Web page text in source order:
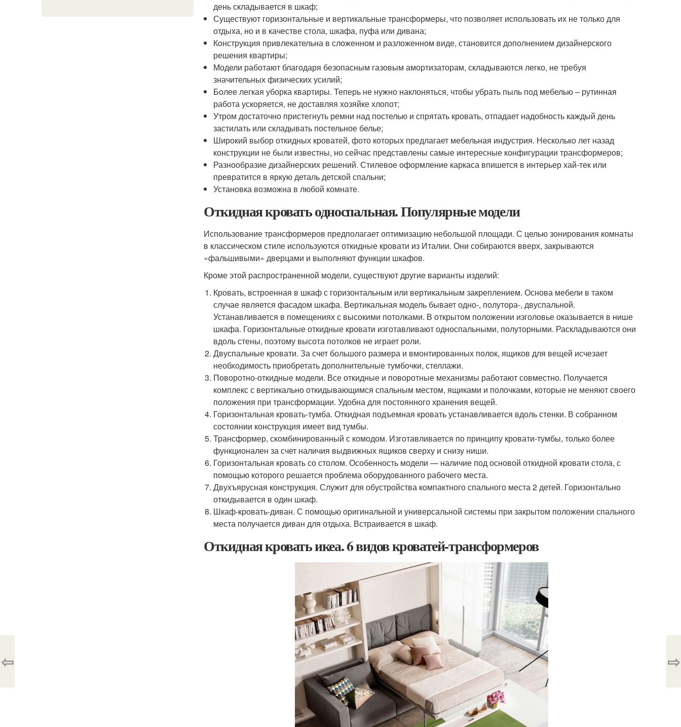
день складывается в шкаф;
Существуют горизонтальные и вертикальные трансформеры, что позволяет использовать их не только для
отдыха, но и в качестве стола, шкафа, пуфа или дивана;
Конструкция привлекательна в сложенном и разложенном виде, становится дополнением дизайнерского
решения квартиры;
Модели работают благодаря безопасным газовым амортизаторам, складываются легко, не требуя
значительных физических усилий;
Более легкая уборка квартиры. Теперь не нужно наклоняться, чтобы убрать пыль под мебелью – рутинная
работа ускоряется, не доставляя хозяйке хлопот;
Утром достаточно пристегнуть ремни над постелью и спрятать кровать, отпадает надобность каждый день
застилать или складывать постельное белье;
Широкий выбор откидных кроватей, фото которых предлагает мебельная индустрия. Несколько лет назад
конструкции не были известны, но сейчас представлены самые интересные конфигурации трансформеров;
Разнообразие дизайнерских решений. Стилевое оформление каркаса впишется в интерьер хай-тек или
превратится в яркую деталь детской спальни;
Установка возможна в любой комнате.
Откидная кровать односпальная. Популярные модели
Использование трансформеров предполагает оптимизацию небольшой площади. С целью зонирования комнаты
в классическом стиле используются откидные кровати из Италии. Они собираются вверх, закрываются
«фальшивыми» дверцами и выполняют функции шкафов.
Кроме этой распространенной модели, существуют другие варианты изделий:
Кровать, встроенная в шкаф с горизонтальным или вертикальным закреплением. Основа мебели в таком
случае является фасадом шкафа. Вертикальная модель бывает одно-, полутора-, двуспальной.
Устанавливается в помещениях с высокими потолками. В открытом положении изголовье оказывается в нише
шкафа. Горизонтальные откидные кровати изготавливают односпальными, полуторными. Раскладываются они
вдоль стены, поэтому высота потолков не играет роли.
Двуспальные кровати. За счет большого размера и вмонтированных полок, ящиков для вещей исчезает
необходимость приобретать дополнительные тумбочки, стеллажи.
Поворотно-откидные модели. Все откидные и поворотные механизмы работают совместно. Получается
комплекс с вертикально откидывающимся спальным местом, ящиками и полочками, которые не меняют своего
положения при трансформации. Удобна для постоянного хранения вещей.
Горизонтальная кровать-тумба. Откидная подъемная кровать устанавливается вдоль стенки. В собранном
состоянии конструкция имеет вид тумбы.
Трансформер, скомбинированный с комодом. Изготавливается по принципу кровати-тумбы, только более
функционален за счет наличия выдвижных ящиков сверху и снизу ниши.
Горизонтальная кровать со столом. Особенность модели — наличие под основой откидной кровати стола, с
помощью которого решается проблема оборудованного рабочего места.
Двухъярусная конструкция. Служит для обустройства компактного спального места 2 детей. Горизонтально
откидывается в один шкаф.
Шкаф-кровать-диван. С помощью оригинальной и универсальной системы при закрытом положении спального
места получается диван для отдыха. Встраивается в шкаф.
Откидная кровать икеа. 6 видов кроватей-трансформеров
⇦ ⇨